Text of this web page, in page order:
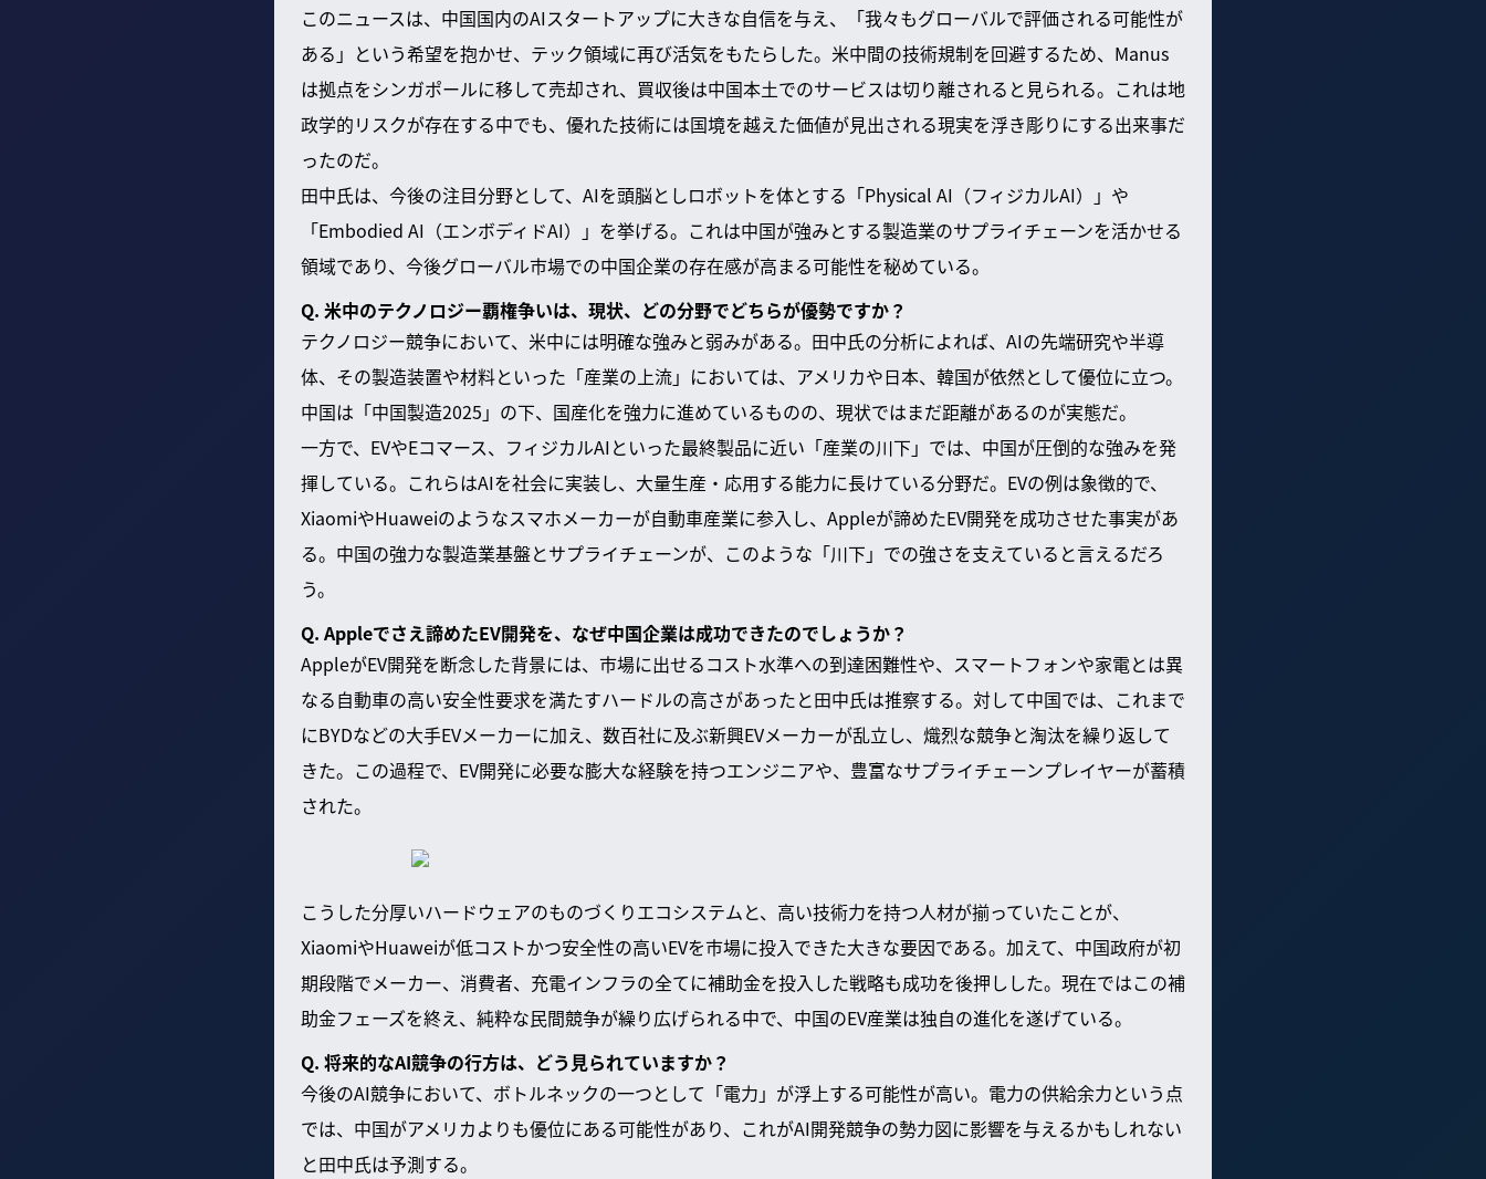
このニュースは、中国国内のAIスタートアップに大きな自信を与え、「我々もグローバルで評価される可能性が
ある」という希望を抱かせ、テック領域に再び活気をもたらした。米中間の技術規制を回避するため、Manus
は拠点をシンガポールに移して売却され、買収後は中国本土でのサービスは切り離されると見られる。これは地
政学的リスクが存在する中でも、優れた技術には国境を越えた価値が見出される現実を浮き彫りにする出来事だ
ったのだ。
田中氏は、今後の注目分野として、AIを頭脳としロボットを体とする「Physical AI（フィジカルAI）」や
「Embodied AI（エンボディドAI）」を挙げる。これは中国が強みとする製造業のサプライチェーンを活かせる
領域であり、今後グローバル市場での中国企業の存在感が高まる可能性を秘めている。
Q. 米中のテクノロジー覇権争いは、現状、どの分野でどちらが優勢ですか？
テクノロジー競争において、米中には明確な強みと弱みがある。田中氏の分析によれば、AIの先端研究や半導
体、その製造装置や材料といった「産業の上流」においては、アメリカや日本、韓国が依然として優位に立つ。
中国は「中国製造2025」の下、国産化を強力に進めているものの、現状ではまだ距離があるのが実態だ。
一方で、EVやEコマース、フィジカルAIといった最終製品に近い「産業の川下」では、中国が圧倒的な強みを発
揮している。これらはAIを社会に実装し、大量生産・応用する能力に長けている分野だ。EVの例は象徴的で、
XiaomiやHuaweiのようなスマホメーカーが自動車産業に参入し、Appleが諦めたEV開発を成功させた事実があ
る。中国の強力な製造業基盤とサプライチェーンが、このような「川下」での強さを支えていると言えるだろ
う。
Q. Appleでさえ諦めたEV開発を、なぜ中国企業は成功できたのでしょうか？
AppleがEV開発を断念した背景には、市場に出せるコスト水準への到達困難性や、スマートフォンや家電とは異
なる自動車の高い安全性要求を満たすハードルの高さがあったと田中氏は推察する。対して中国では、これまで
にBYDなどの大手EVメーカーに加え、数百社に及ぶ新興EVメーカーが乱立し、熾烈な競争と淘汰を繰り返して
きた。この過程で、EV開発に必要な膨大な経験を持つエンジニアや、豊富なサプライチェーンプレイヤーが蓄積
された。
こうした分厚いハードウェアのものづくりエコシステムと、高い技術力を持つ人材が揃っていたことが、
XiaomiやHuaweiが低コストかつ安全性の高いEVを市場に投入できた大きな要因である。加えて、中国政府が初
期段階でメーカー、消費者、充電インフラの全てに補助金を投入した戦略も成功を後押しした。現在ではこの補
助金フェーズを終え、純粋な民間競争が繰り広げられる中で、中国のEV産業は独自の進化を遂げている。
Q. 将来的なAI競争の行方は、どう見られていますか？
今後のAI競争において、ボトルネックの一つとして「電力」が浮上する可能性が高い。電力の供給余力という点
では、中国がアメリカよりも優位にある可能性があり、これがAI開発競争の勢力図に影響を与えるかもしれない
と田中氏は予測する。